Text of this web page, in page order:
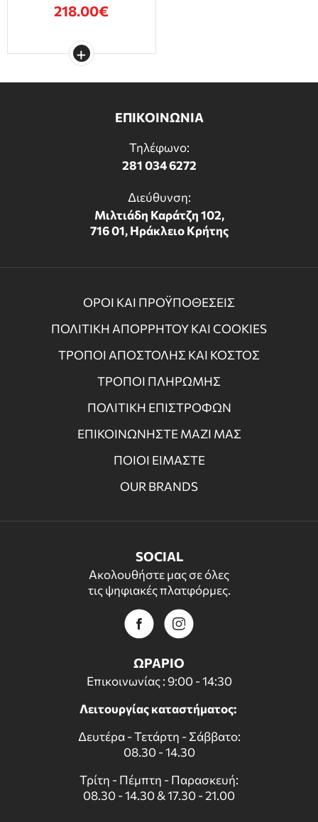
218.00€
ΕΠΙΚΟΙΝΩΝΙΑ
Τηλέφωνο:
281 034 6272
Διεύθυνση:
Μιλτιάδη Καράτζη 102,
716 01, Ηράκλειο Κρήτης
ΟΡΟΙ ΚΑΙ ΠΡΟΫΠΟΘΕΣΕΙΣ
ΠΟΛΙΤΙΚΗ ΑΠΟΡΡΗΤΟΥ ΚΑΙ COOKIES
ΤΡΟΠΟΙ ΑΠΟΣΤΟΛΗΣ ΚΑΙ ΚΟΣΤΟΣ
ΤΡΟΠΟΙ ΠΛΗΡΩΜΗΣ
ΠΟΛΙΤΙΚΗ ΕΠΙΣΤΡΟΦΩΝ
ΕΠΙΚΟΙΝΩΝΗΣΤΕ ΜΑΖΙ ΜΑΣ
ΠΟΙΟΙ ΕΙΜΑΣΤΕ
OUR BRANDS
SOCIAL
Ακολουθήστε μας σε όλες
τις ψηφιακές πλατφόρμες.
ΩΡΑΡΙΟ
Επικοινωνίας : 9:00 - 14:30
Λειτουργίας καταστήματος:
Δευτέρα - Τετάρτη - Σάββατο:
08.30 - 14.30
Τρίτη - Πέμπτη - Παρασκευή:
08.30 - 14.30 & 17.30 - 21.00